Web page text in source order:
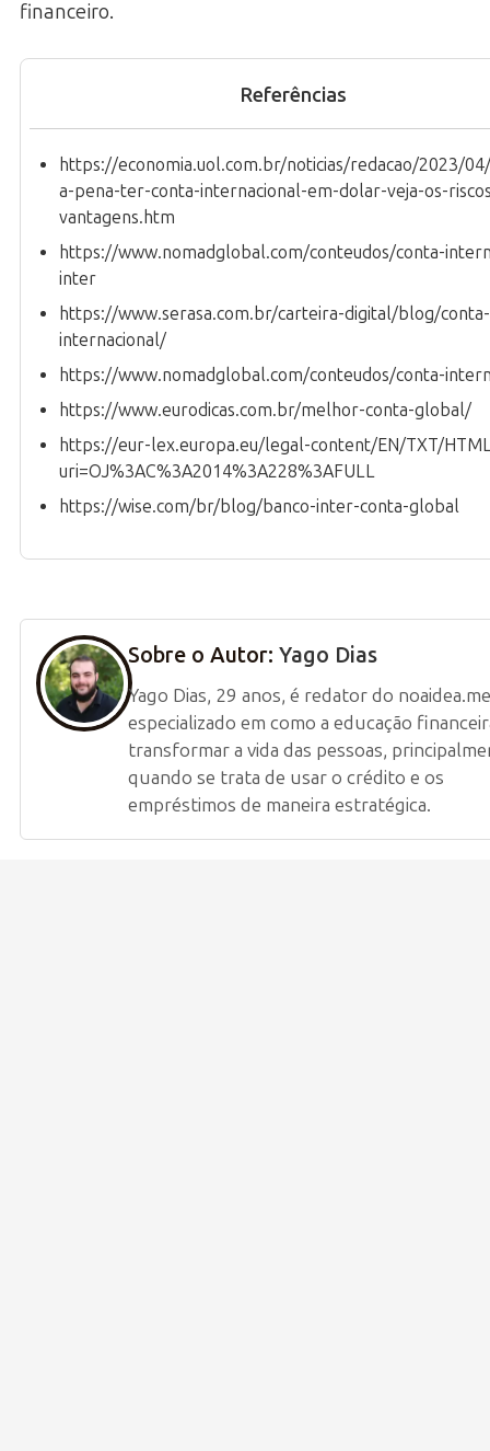
financeiro.
Referências
https://economia.uol.com.br/noticias/redacao/2023/
a-pena-ter-conta-internacional-em-dolar-veja-os-
vantagens.htm
https://www.nomadglobal.com/conteudos/conta-
inter
https://www.serasa.com.br/carteira-digital/blog/conta-
internacional/
https://www.nomadglobal.com/conteudos/conta-
https://www.eurodicas.com.br/melhor-conta-global/
https://eur-lex.europa.eu/legal-content/EN/TXT/
uri=OJ%3AC%3A2014%3A228%3AFULL
https://wise.com/br/blog/banco-inter-conta-global
Sobre o Autor: Yago Dias
Yago Dias, 29 anos, é redator do
especializado em como a educação
transformar a vida das pessoas,
quando se trata de usar o crédito e os
empréstimos de maneira estratégica.